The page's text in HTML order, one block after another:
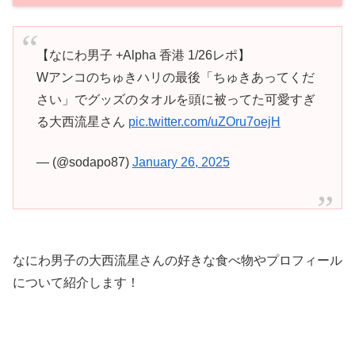
【なにわ男子 +Alpha 香港 1/26レポ】
Wアンコのちゅきハリの最後「ちゅきあってくだ
さい」でグッズのタオルを頭に被ってた可愛すぎ
る大西流星さん pic.twitter.com/uZOru7oejH
— (@sodapo87) January 26, 2025
なにわ男子の大西流星さんの好きな食べ物やプロフィール
について紹介します！